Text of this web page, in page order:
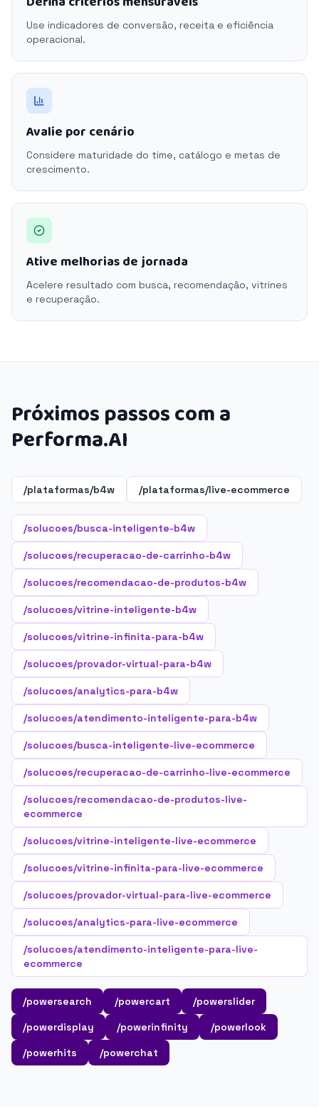
Use indicadores de conversão, receita e eficiência
operacional.
Avalie por cenário
Considere maturidade do time, catálogo e metas de
crescimento.
Ative melhorias de jornada
Acelere resultado com busca, recomendação, vitrines
e recuperação.
Próximos passos com a
Performa.AI
/plataformas/b4w /plataformas/live-ecommerce
/solucoes/busca-inteligente-b4w
/solucoes/recuperacao-de-carrinho-b4w
/solucoes/recomendacao-de-produtos-b4w
/solucoes/vitrine-inteligente-b4w
/solucoes/vitrine-infinita-para-b4w
/solucoes/provador-virtual-para-b4w
/solucoes/analytics-para-b4w
/solucoes/atendimento-inteligente-para-b4w
/solucoes/busca-inteligente-live-ecommerce
/solucoes/recuperacao-de-carrinho-live-ecommerce
/solucoes/recomendacao-de-produtos-live-
ecommerce
/solucoes/vitrine-inteligente-live-ecommerce
/solucoes/vitrine-infinita-para-live-ecommerce
/solucoes/provador-virtual-para-live-ecommerce
/solucoes/analytics-para-live-ecommerce
/solucoes/atendimento-inteligente-para-live-
ecommerce
/powersearch /powercart
/powerslider
/powerdisplay
/powerinfinity
/powerlook
/powerhits
/powerchat